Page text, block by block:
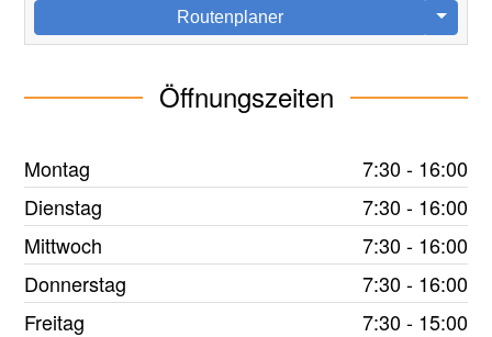
Routenplaner
Öffnungszeiten
Montag
7:30 - 16:00
Dienstag
7:30 - 16:00
Mittwoch
7:30 - 16:00
Donnerstag
7:30 - 16:00
Freitag
7:30 - 15:00